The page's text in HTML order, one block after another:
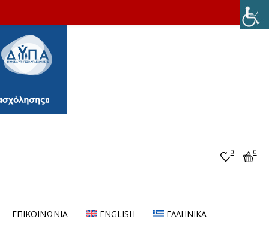
0 0
ΕΠΙΚΟΙΝΩΝΙΑ ENGLISH ΕΛΛΗΝΙΚΆ